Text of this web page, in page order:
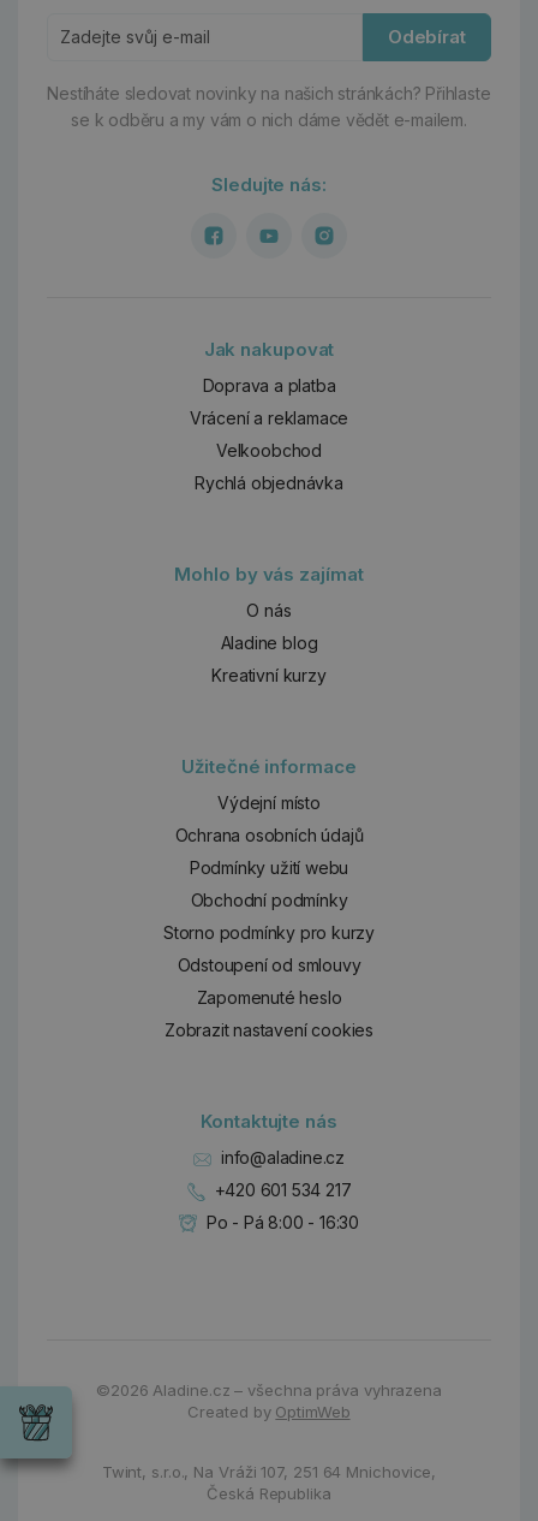
Odebírat
Nestíháte sledovat novinky na našich stránkách? Přihlaste
se k odběru a my vám o nich dáme vědět e-mailem.
Sledujte nás:
Jak nakupovat
Doprava a platba
Vrácení a reklamace
Velkoobchod
Rychlá objednávka
Mohlo by vás zajímat
O nás
Aladine blog
Kreativní kurzy
Užitečné informace
Výdejní místo
Ochrana osobních údajů
Podmínky užití webu
Obchodní podmínky
Storno podmínky pro kurzy
Odstoupení od smlouvy
Zapomenuté heslo
Zobrazit nastavení cookies
Kontaktujte nás
info@aladine.cz
+420 601 534 217
Po - Pá 8:00 - 16:30
©2026 Aladine.cz – všechna práva vyhrazena
Created by OptimWeb
Twint, s.r.o., Na Vráži 107, 251 64 Mnichovice,
Česká Republika
Wrendale
příležitost
Chci si vybrat